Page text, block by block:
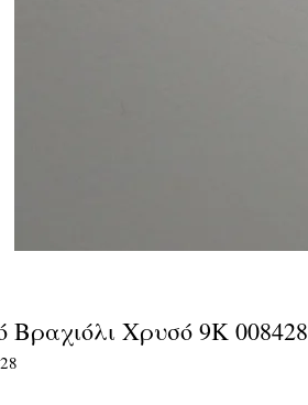
Βραχιόλι Χρυσό 9Κ 008428